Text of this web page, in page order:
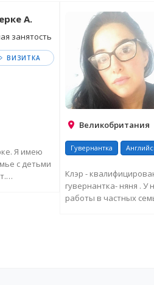
А.
занятость
ВИЗИТКА
Я имею
с детьми
Великобритания
Гувернантка
Клэр -
гувернантка- няня . У
работы в частных